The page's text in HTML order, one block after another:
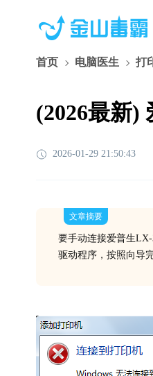
首页 电脑医生 打
(2026最新)
2026-01-29 21:50:43
文章摘要
要手动连接爱普生
驱动程序，按照向导